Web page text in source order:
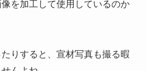
を加工して使用しているのか
りすると、宣材写真も撮る暇